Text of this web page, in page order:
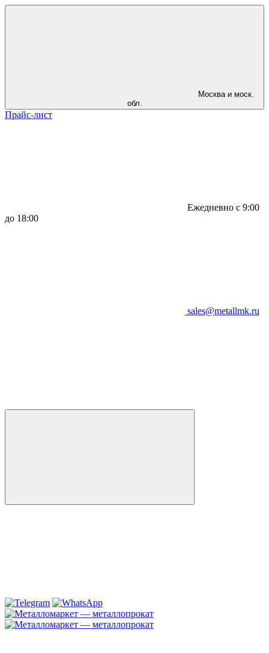
Москва и моск.
обл.
Прайс-лист
Ежедневно с 9:00
до 18:00
sales@metallmk.ru